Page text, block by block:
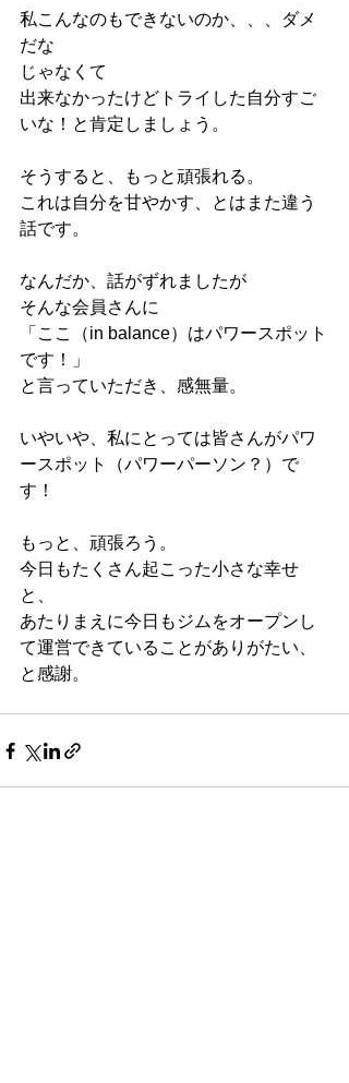
私こんなのもできないのか、、、ダメ
だな
じゃなくて
出来なかったけどトライした自分すご
いな！と肯定しましょう。
そうすると、もっと頑張れる。
これは自分を甘やかす、とはまた違う
話です。
なんだか、話がずれましたが
そんな会員さんに
「ここ（in balance）はパワースポット
です！」
と言っていただき、感無量。
いやいや、私にとっては皆さんがパワ
ースポット（パワーパーソン？）で
す！
もっと、頑張ろう。
今日もたくさん起こった小さな幸せ
と、
あたりまえに今日もジムをオープンし
て運営できていることがありがたい、
と感謝。